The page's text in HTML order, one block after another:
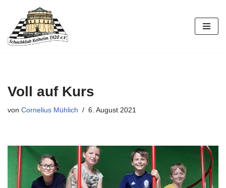
Zum
Inhalt
Voll auf Kurs
von Cornelius Mühlich 6. August 2021